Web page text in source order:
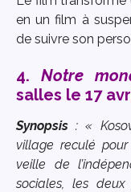
en un film à
de suivre son
4. Notre
salles le 17
Synopsis : «
village reculé pour
veille de
sociales, les